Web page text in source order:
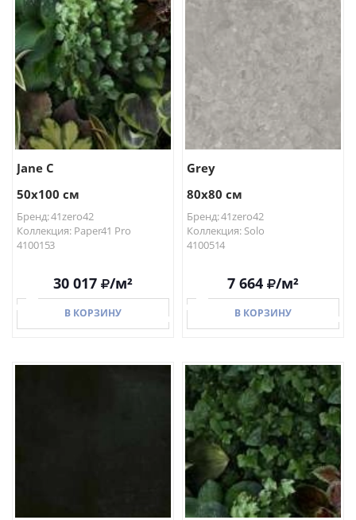
В КОРЗИНУ В КОРЗИНУ
Jane C
50x100 см
Бренд: 41zero42
Коллекция: Paper41 Pro
4100153
30 017 /м²
В КОРЗИНУ
Grey
80x80 см
Бренд: 41zero42
Коллекция: Solo
4100514
7 664 /м²
В КОРЗИНУ
В КОРЗИНУ